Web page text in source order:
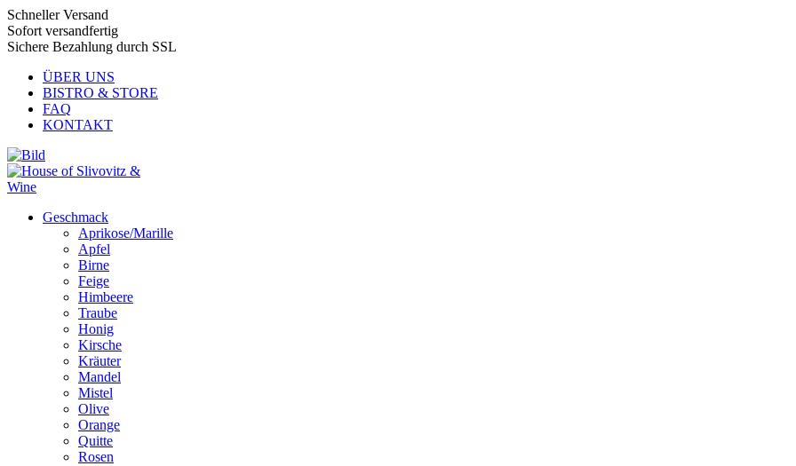
Schneller Versand
Sofort versandfertig
Sichere Bezahlung durch SSL
ÜBER UNS
BISTRO & STORE
FAQ
KONTAKT
Geschmack
Aprikose/Marille
Apfel
Birne
Feige
Himbeere
Traube
Honig
Kirsche
Kräuter
Mandel
Mistel
Olive
Orange
Quitte
Rosen